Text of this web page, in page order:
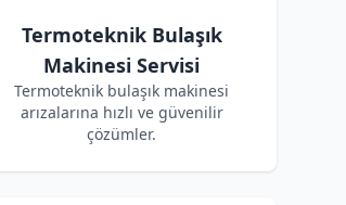
Termoteknik Bulaşık
Makinesi Servisi
Termoteknik bulaşık makinesi
arızalarına hızlı ve güvenilir
çözümler.